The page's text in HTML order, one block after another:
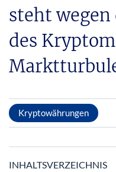
steht wegen
des
Kryptowährungen
INHALTSVERZEICHNIS